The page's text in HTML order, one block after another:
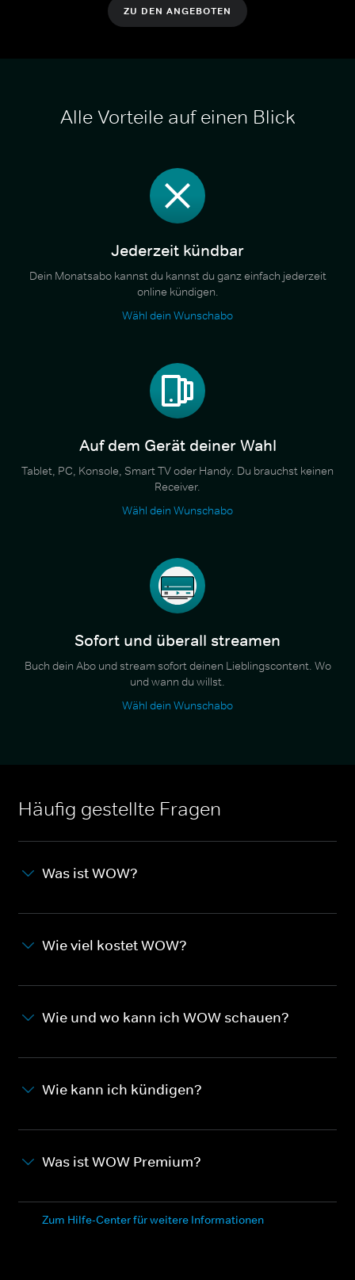
ZU DEN ANGEBOTEN
Alle Vorteile auf einen Blick
Jederzeit kündbar
Dein Monatsabo kannst du kannst du ganz einfach jederzeit
online kündigen.
Wähl dein Wunschabo
Auf dem Gerät deiner Wahl
Tablet, PC, Konsole, Smart TV oder Handy. Du brauchst keinen
Receiver.
Wähl dein Wunschabo
Sofort und überall streamen
Buch dein Abo und stream sofort deinen Lieblingscontent. Wo
und wann du willst.
Wähl dein Wunschabo
Häufig gestellte Fragen
Was ist WOW?
Wie viel kostet WOW?
Wie und wo kann ich WOW schauen?
Wie kann ich kündigen?
Was ist WOW Premium?
Zum Hilfe-Center für weitere Informationen